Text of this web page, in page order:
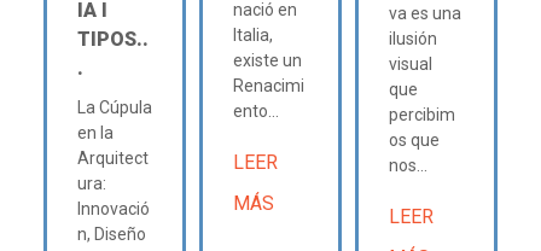
IA Ι
TIPOS..
.
La Cúpula
en la
Arquitect
ura:
Innovació
n, Diseño
nació en
Italia,
existe un
Renacimi
ento...
LEER
MÁS
va es una
ilusión
visual
que
percibim
os que
nos...
LEER